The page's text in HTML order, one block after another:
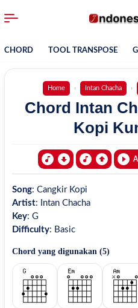
CHORD TOOL TRANSPOSE
Home Intan Chacha
Chord Intan
Kopi
Song: Cangkir Kopi
Artist:
Intan Chacha
Key: G
Difficulty: Basic
Chord yang digunakan (5)